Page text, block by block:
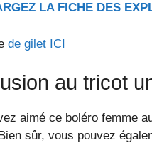
LA FICHE DES
de gilet ICI
au tricot
aimé ce boléro femme
sûr, vous pouvez